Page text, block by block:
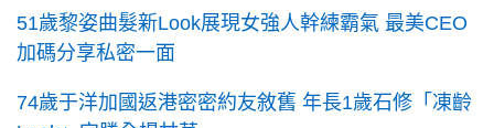
51歲黎姿曲髮新Look展現女強人幹練霸氣 最美CEO
加碼分享私密一面
74歲于洋加國返港密密約友敘舊 年長1歲石修「凍齡